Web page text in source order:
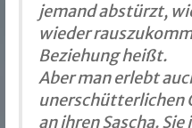
jemand abstürzt,
wieder
Beziehung heißt.
Aber man erlebt
unerschütterlichen
an ihren Sascha.